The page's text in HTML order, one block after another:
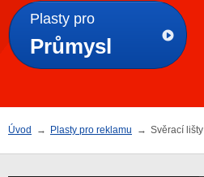
Plasty pro
Průmysl
Úvod → Plasty pro reklamu → Svěrací lišty